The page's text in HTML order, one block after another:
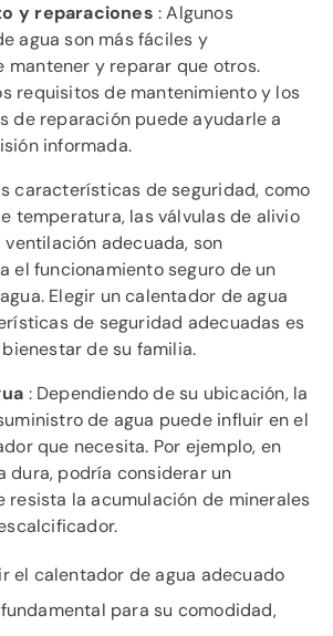
y reparaciones : Algunos
agua son más fáciles y
mantener y reparar que otros.
requisitos de mantenimiento y los
de reparación puede ayudarle a
informada.
características de seguridad, como
temperatura, las válvulas de alivio
adecuada, son
el funcionamiento seguro de un
Elegir un calentador de agua
de seguridad adecuadas es
de su familia.
: Dependiendo de su ubicación, la
de agua puede influir en el
que necesita. Por ejemplo, en
dura, podría considerar un
resista la acumulación de minerales
el calentador de agua adecuado
para su comodidad,